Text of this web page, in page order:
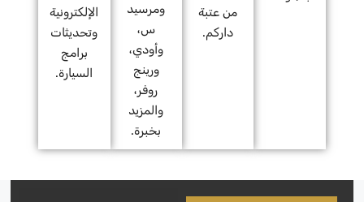
من عتبة
داركم.
ومرسيد
س،
وأودي،
ورينج
روفر،
والمزيد
بخبرة.
الإلكترونية
وتحديثات
برامج
السيارة.